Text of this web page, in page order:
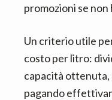
promozioni se non
Un criterio utile
costo per litro:
capacità ottenuta,
pagando